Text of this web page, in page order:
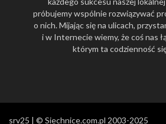
próbujemy wspólnie rozwiązywać
o nich. Mijając się na ulicach,
i w Internecie wiemy, że coś nas
którym ta codzienność
srv25 | © Siechnice.com.pl 2003-2025